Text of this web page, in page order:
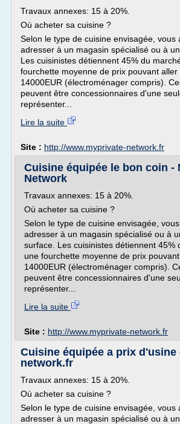
Travaux annexes: 15 à 20%.
Où acheter sa cuisine ?
Selon le type de cuisine envisagée, vous
adresser à un magasin spécialisé ou à
Les cuisinistes détiennent 45% du
fourchette moyenne de prix pouvant aller
14000EUR (électroménager compris).
peuvent être concessionnaires d'une
représenter...
Lire la suite
Site : http://www.myprivate-network.fr
Cuisine équipée le bon coin -
Network
Travaux annexes: 15 à 20%.
Où acheter sa cuisine ?
Selon le type de cuisine envisagée,
adresser à un magasin spécialisé ou à
surface. Les cuisinistes détiennent 45%
une fourchette moyenne de prix
14000EUR (électroménager compris).
peuvent être concessionnaires d'une
représenter...
Lire la suite
Site : http://www.myprivate-network.fr
Cuisine équipée a prix d'usine
network.fr
Travaux annexes: 15 à 20%.
Où acheter sa cuisine ?
Selon le type de cuisine envisagée, vous
adresser à un magasin spécialisé ou à